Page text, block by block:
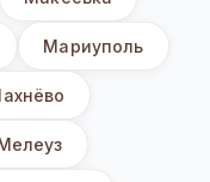
Мариуполь